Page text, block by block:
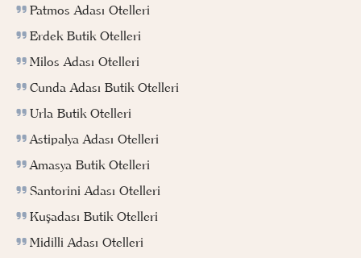
Patmos Adası Otelleri
Erdek Butik Otelleri
Milos Adası Otelleri
Cunda Adası Butik Otelleri
Urla Butik Otelleri
Astipalya Adası Otelleri
Amasya Butik Otelleri
Santorini Adası Otelleri
Kuşadası Butik Otelleri
Midilli Adası Otelleri